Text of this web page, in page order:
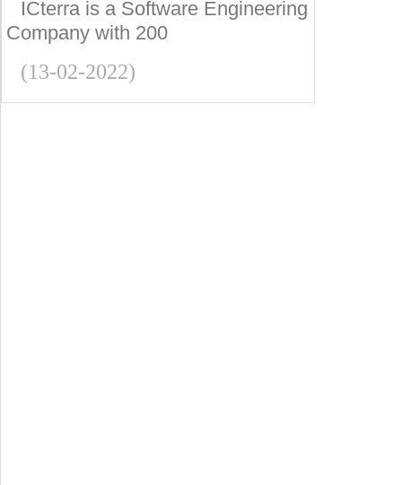
ICterra is a Software Engineering
Company with 200
(13-02-2022)